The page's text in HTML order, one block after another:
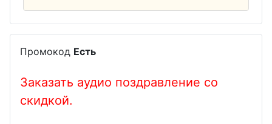
Промокод Есть
Заказать аудио поздравление со
скидкой.